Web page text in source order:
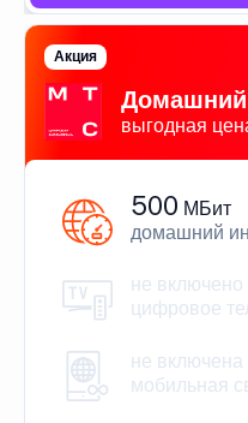
Домашний
выгодная
Акция
500 МБит
домашний
не
цифровое
не
мобильная